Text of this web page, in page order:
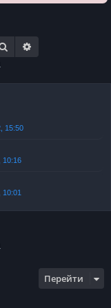
Поиск
15:50
10:16
10:01
Перейти